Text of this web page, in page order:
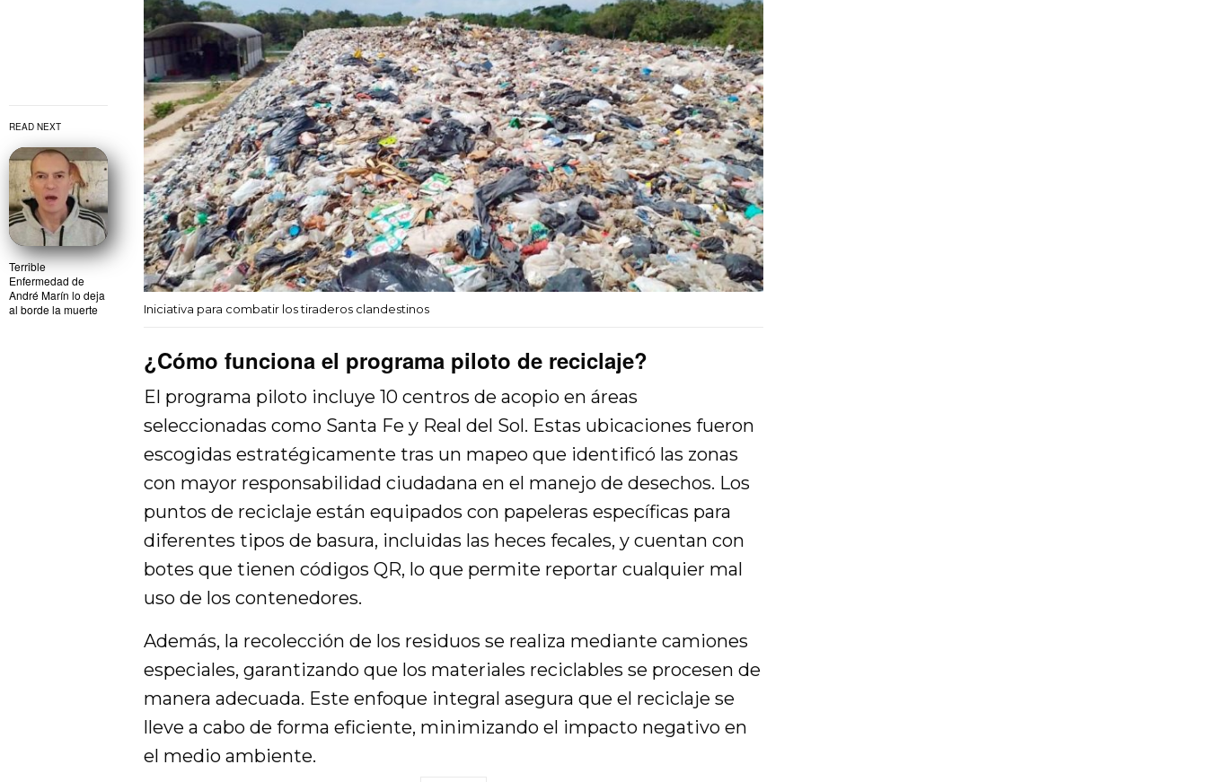
READ NEXT
Terrible
Enfermedad de
André Marín lo deja
al borde la muerte
Iniciativa para combatir los tiraderos clandestinos
¿Cómo funciona el programa piloto de reciclaje?
El programa piloto incluye 10 centros de acopio en áreas
seleccionadas como Santa Fe y Real del Sol. Estas ubicaciones fueron
escogidas estratégicamente tras un mapeo que identificó las zonas
con mayor responsabilidad ciudadana en el manejo de desechos. Los
puntos de reciclaje están equipados con papeleras específicas para
diferentes tipos de basura, incluidas las heces fecales, y cuentan con
botes que tienen códigos QR, lo que permite reportar cualquier mal
uso de los contenedores.
Además, la recolección de los residuos se realiza mediante camiones
especiales, garantizando que los materiales reciclables se procesen de
manera adecuada. Este enfoque integral asegura que el reciclaje se
lleve a cabo de forma eficiente, minimizando el impacto negativo en
el medio ambiente.